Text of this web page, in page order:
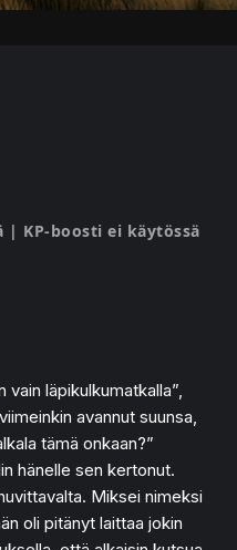
| KP-boosti ei käytössä
läpikulkumatkalla”,
avannut suunsa,
tämä onkaan?”
hänelle sen kertonut.
Miksei nimeksi
oli pitänyt laittaa jokin